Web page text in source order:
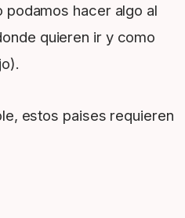
podamos hacer algo al
quieren ir y como
estos paises requieren